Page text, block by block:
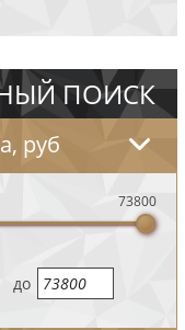
ПОИСК
руб
73800
до